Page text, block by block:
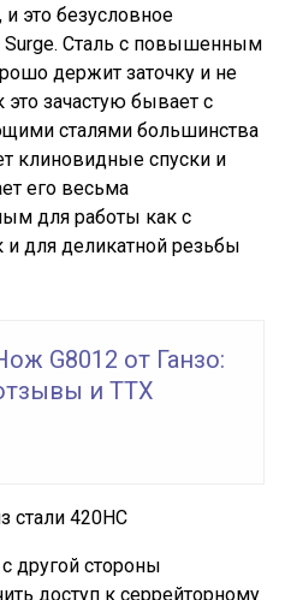
это безусловное
Surge. Сталь с повышенным
держит заточку и не
это зачастую бывает с
сталями большинства
клиновидные спуски и
его весьма
для работы как с
и для деликатной резьбы
G8012 от Ганзо:
и ТТХ
стали 420HC
другой стороны
доступ к серрейторному